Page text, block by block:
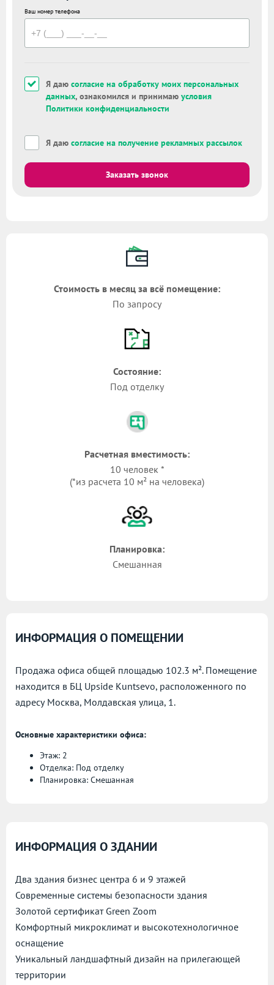
Ваш номер телефона
Я даю согласие на обработку моих персональных
данных, ознакомился и принимаю условия
Политики конфиденциальности
Я даю согласие на получение рекламных рассылок
Заказать звонок
Стоимость в месяц за всё помещение:
По запросу
Состояние:
Под отделку
Расчетная вместимость:
10 человек *
(*из расчета 10 м² на человека)
Планировка:
Смешанная
ИНФОРМАЦИЯ О ПОМЕЩЕНИИ
Продажа офиса общей площадью 102.3 м². Помещение
находится в БЦ Upside Kuntsevo, расположенного по
адресу Москва, Молдавская улица, 1.
Основные характеристики офиса:
Этаж: 2
Отделка: Под отделку
Планировка: Смешанная
ИНФОРМАЦИЯ О ЗДАНИИ
Два здания бизнес центра 6 и 9 этажей
Современные системы безопасности здания
Золотой сертификат Green Zoom
Комфортный микроклимат и высокотехнологичное
оснащение
Уникальный ландшафтный дизайн на прилегающей
территории